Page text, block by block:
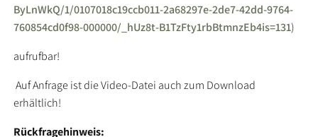
ByLnWkQ/1/0107018c19ccb011-2a68297e-2de7-42dd-9764-
760854cd0f98-000000/_hUz8t-B1TzFty1rbBtmnzEb4is=131)
aufrufbar!
Auf Anfrage ist die Video-Datei auch zum Download
erhältlich!
Rückfragehinweis: